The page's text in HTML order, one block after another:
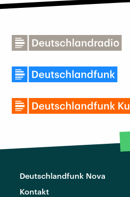
Deutschlandfunk Nova
Kontakt